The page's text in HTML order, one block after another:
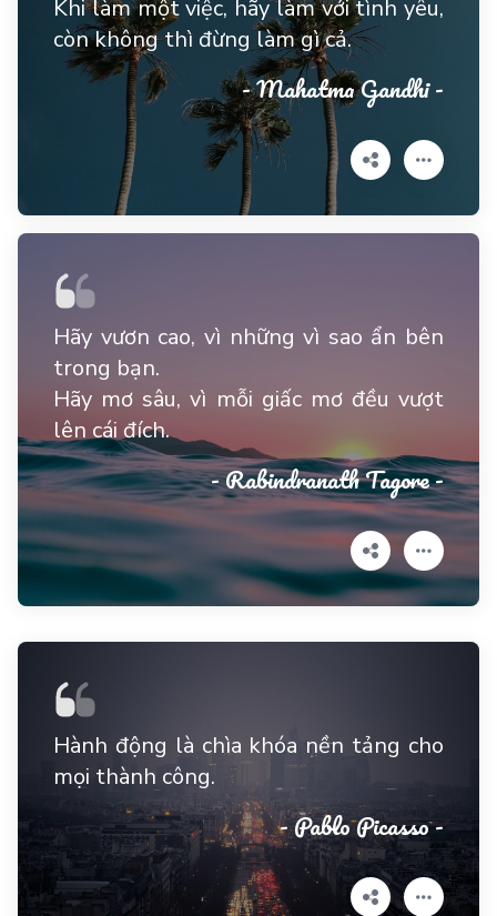
Khi làm một việc, hãy làm với tình yêu,
còn không thì đừng làm gì cả.
- Mahatma Gandhi -
Hãy vươn cao, vì những vì sao ẩn bên
trong bạn.
Hãy mơ sâu, vì mỗi giấc mơ đều vượt
lên cái đích.
- Rabindranath Tagore -
Hành động là chìa khóa nền tảng cho
mọi thành công.
- Pablo Picasso -